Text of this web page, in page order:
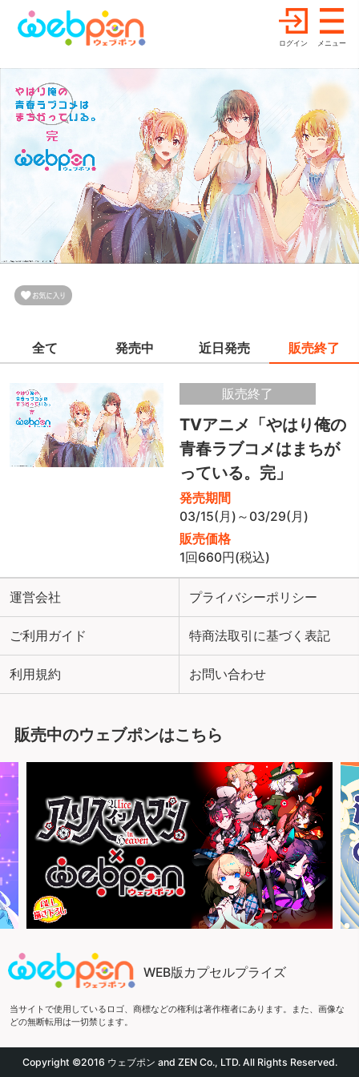
ログイン メニュー
全て 発売中 近日発売 販売終了
販売終了
TVアニメ「やはり俺の
青春ラブコメはまちが
っている。完」
発売期間
03/15(月)～03/29(月)
販売価格
1回660円(税込)
運営会社 プライバシーポリシー
ご利用ガイド 特商法取引に基づく表記
利用規約 お問い合わせ
販売中のウェブポンはこちら
WEB版カプセルプライズ
当サイトで使用しているロゴ、商標などの権利は著作権者にあります。また、画像な
どの無断転用は一切禁じます。
Copyright ©2016 ウェブポン and ZEN Co., LTD. All Rights Reserved.